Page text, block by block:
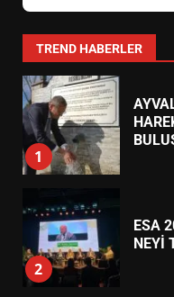
TREND HABERLER
1
2
ESA
NEYİ
3